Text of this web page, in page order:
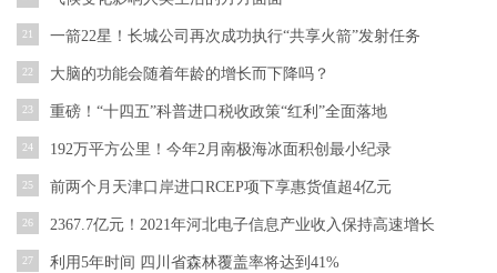
21 一箭22星！长城公司再次成功执行“共享火箭”发射任务
22 大脑的功能会随着年龄的增长而下降吗？
23 重磅！“十四五”科普进口税收政策“红利”全面落地
24 192万平方公里！今年2月南极海冰面积创最小纪录
25 前两个月天津口岸进口RCEP项下享惠货值超4亿元
26 2367.7亿元！2021年河北电子信息产业收入保持高速增长
27 利用5年时间 四川省森林覆盖率将达到41%